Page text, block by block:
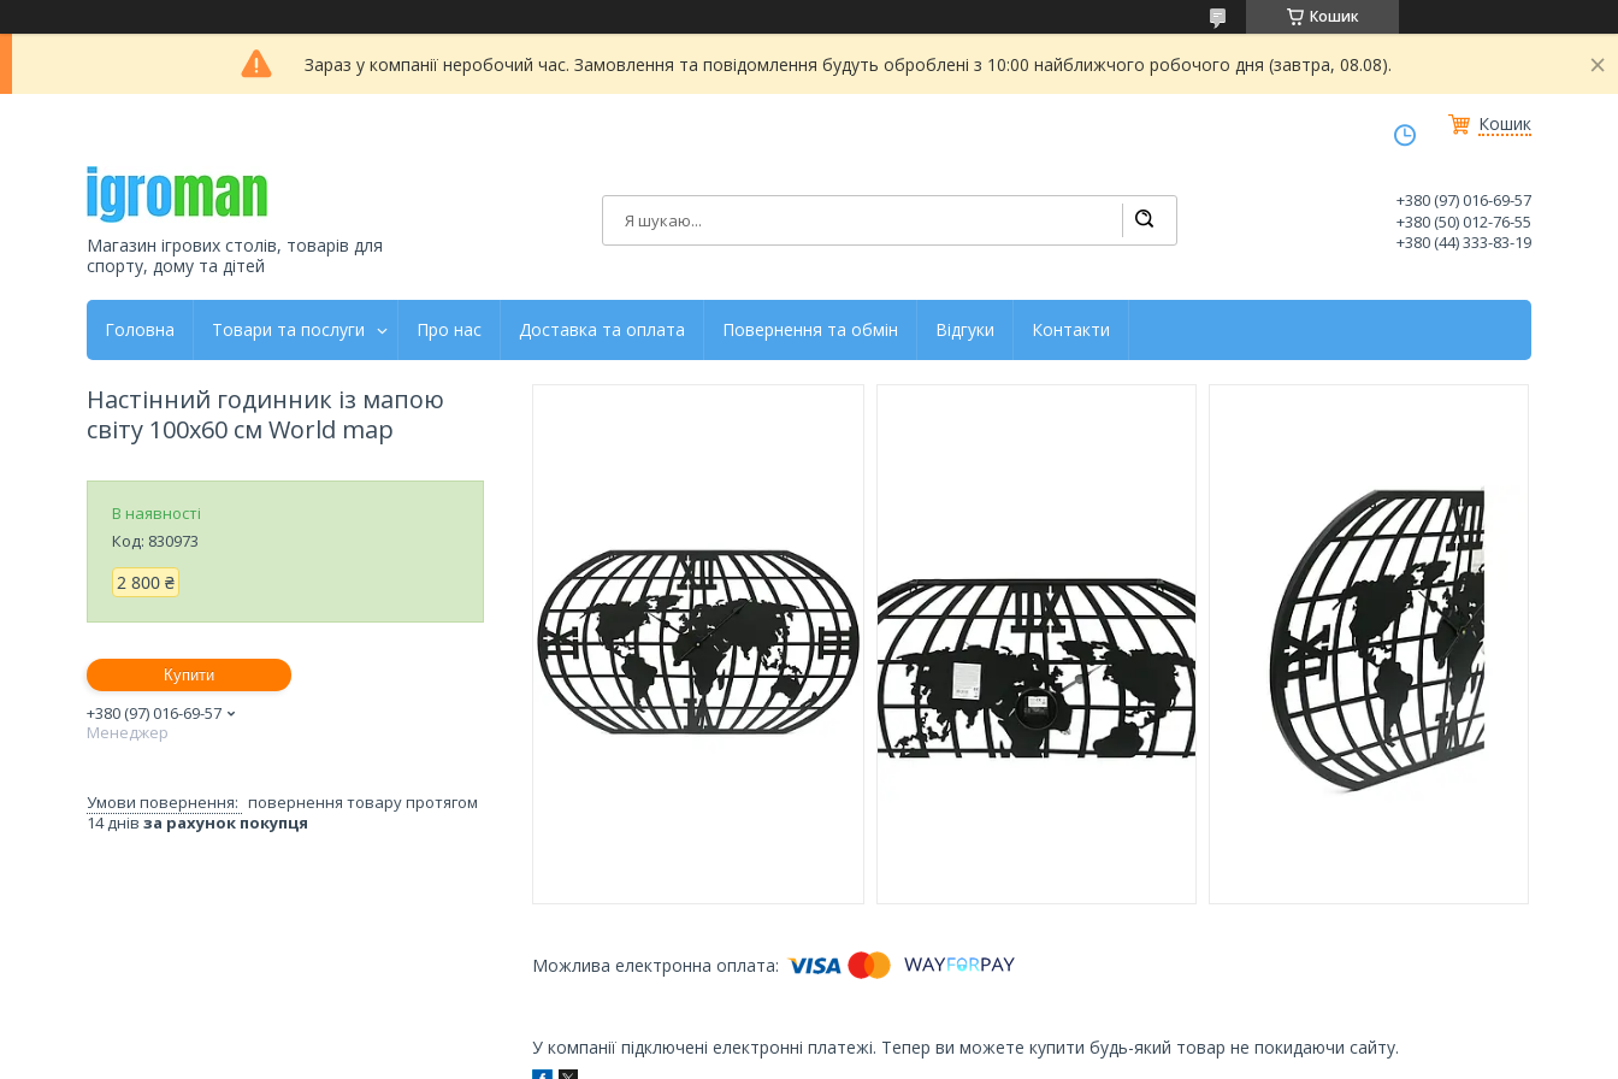
Кошик
Зараз у компанії неробочий час. Замовлення та повідомлення будуть оброблені з 10:00 найближчого робочого дня (завтра, 08.08).
Кошик
Магазин ігрових столів, товарів для
спорту, дому та дітей
+380 (97) 016-69-57
+380 (50) 012-76-55
+380 (44) 333-83-19
Головна Товари та послуги Про нас Доставка та оплата Повернення та обмін Відгуки Контакти
У компанії підключені електронні платежі. Тепер ви можете купити будь-який товар не покидаючи сайту.
Настінний годинник із мапою
світу 100x60 см World map
В наявності
Код: 830973
2 800 ₴
Купити
+380 (97) 016-69-57
Менеджер
повернення товару протягом
14 днів за рахунок покупця